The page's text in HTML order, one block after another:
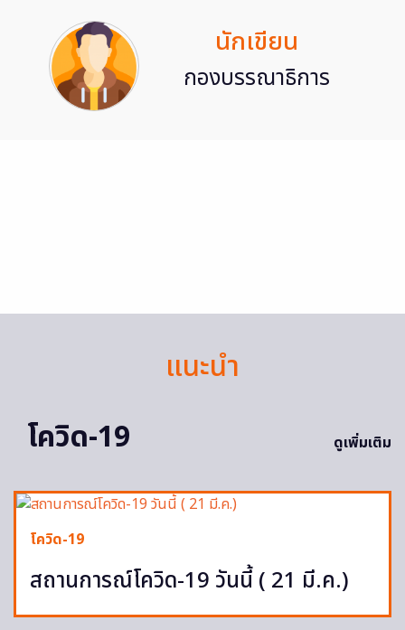
นักเขียน
กองบรรณาธิการ
แนะนำ
โควิด-19
ดูเพิ่มเติม
โควิด-19
สถานการณ์โควิด-19 วันนี้ ( 21 มี.ค.)